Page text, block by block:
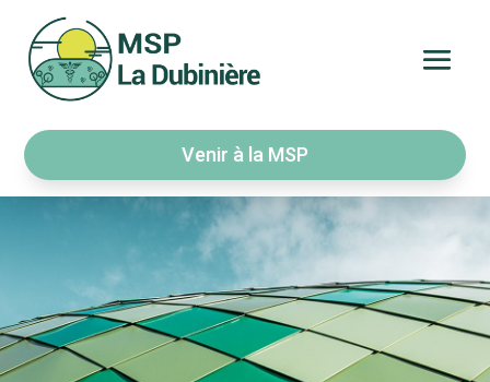
Venir à la MSP